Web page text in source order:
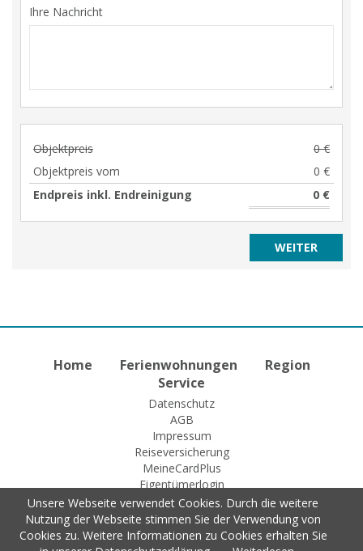
Ihre Nachricht
Objektpreis
0 €
Objektpreis vom
0 €
Endpreis inkl. Endreinigung
0 €
Home Ferienwohnungen
Region
Service
Datenschutz
AGB
Impressum
Reiseversicherung
MeineCardPlus
Eigentümerlogin
© 2015 Fewo-Zentrale Willingen
Unsere Webseite verwendet Cookies. Durch die weitere
Nutzung der Webseite stimmen Sie der Verwendung von
Cookies zu. Weitere Informationen zu Cookies erhalten Sie